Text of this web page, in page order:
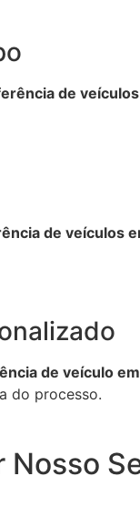
de
de veículos
de veículo
do processo.
Nosso